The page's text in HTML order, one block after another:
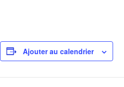
Ajouter au calendrier